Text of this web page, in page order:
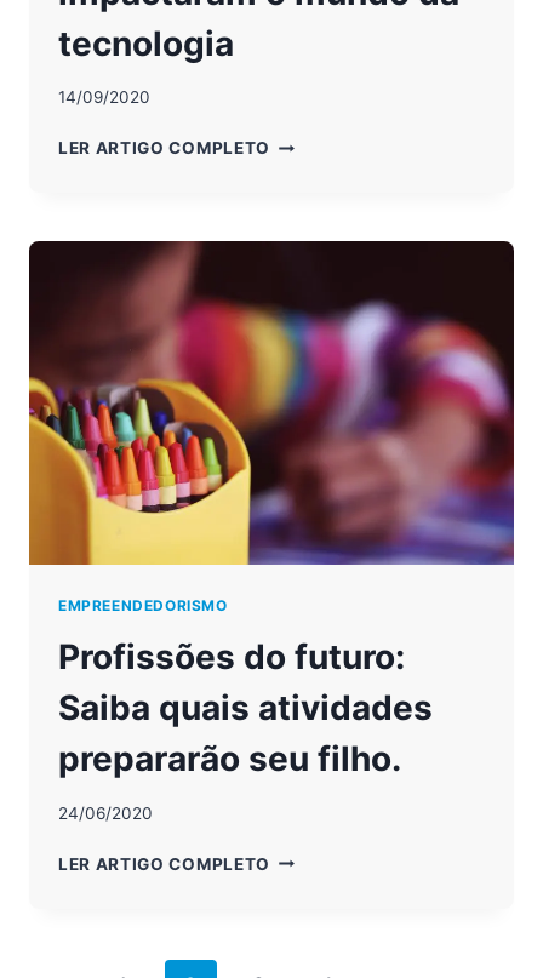
tecnologia
14/09/2020
LER ARTIGO COMPLETO VEJA
IMPACTARAM
DA
TECNOLOGIA
EMPREENDEDORISMO
Profissões do futuro:
Saiba quais atividades
prepararão seu filho.
24/06/2020
LER ARTIGO COMPLETO PROFISSÕES